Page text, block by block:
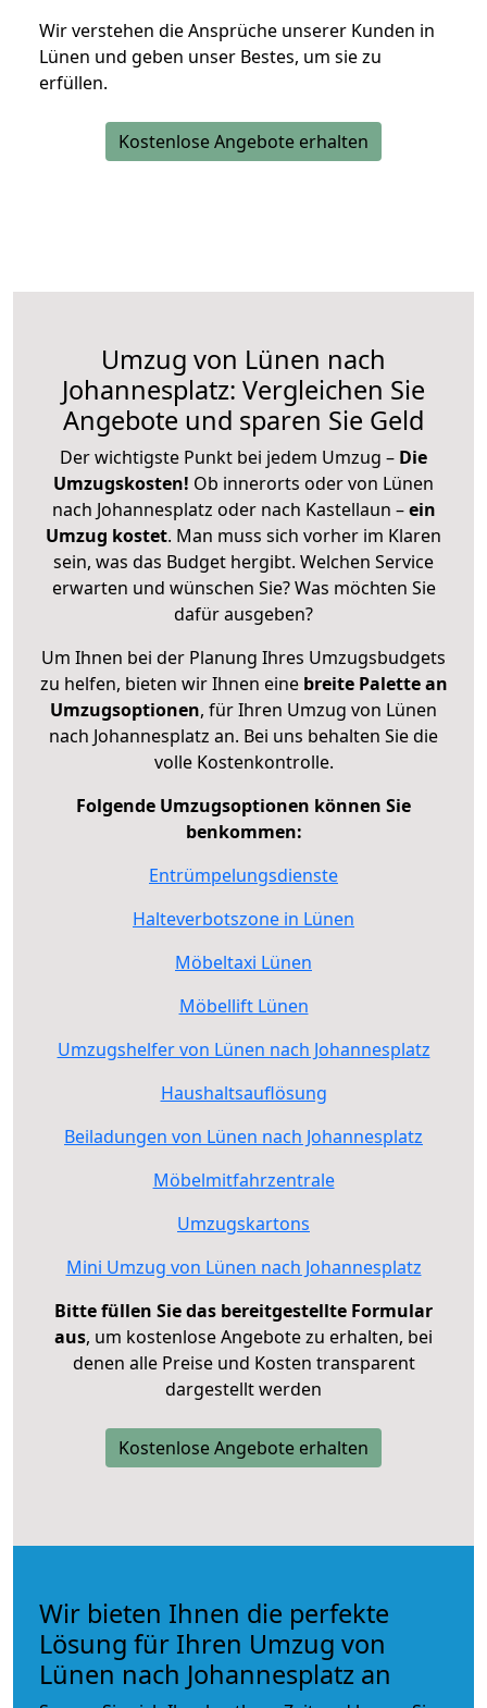
Wir verstehen die Ansprüche unserer Kunden in
Lünen und geben unser Bestes, um sie zu
erfüllen.
Kostenlose Angebote erhalten
Umzug von Lünen nach
Johannesplatz: Vergleichen Sie
Angebote und sparen Sie Geld
Der wichtigste Punkt bei jedem Umzug – Die
Umzugskosten! Ob innerorts oder von Lünen
nach Johannesplatz oder nach Kastellaun –ein
Umzug kostet. Man muss sich vorher im Klaren
sein, was das Budget hergibt. Welchen Service
erwarten und wünschen Sie? Was möchten Sie
dafür ausgeben?
Um Ihnen bei der Planung Ihres Umzugsbudgets
zu helfen, bieten wir Ihnen eine breite Palette an
Umzugsoptionen, für Ihren Umzug von Lünen
nach Johannesplatz an. Bei uns behalten Sie die
volle Kostenkontrolle.
Folgende Umzugsoptionen können Sie
benkommen:
Entrümpelungsdienste
Halteverbotszone in Lünen
Möbeltaxi Lünen
Möbellift Lünen
Umzugshelfer von Lünen nach Johannesplatz
Haushaltsauflösung
Beiladungen von Lünen nach Johannesplatz
Möbelmitfahrzentrale
Umzugskartons
Mini Umzug von Lünen nach Johannesplatz
Bitte füllen Sie das bereitgestellte Formular
aus, um kostenlose Angebote zu erhalten, bei
denen alle Preise und Kosten transparent
dargestellt werden
Kostenlose Angebote erhalten
Wir bieten Ihnen die perfekte
Lösung für Ihren Umzug von
Lünen nach Johannesplatz an